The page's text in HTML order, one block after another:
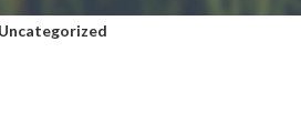
Uncategorized